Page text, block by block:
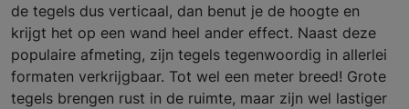
de tegels dus verticaal, dan benut je de hoogte en
krijgt het op een wand heel ander effect. Naast deze
populaire afmeting, zijn tegels tegenwoordig in allerlei
formaten verkrijgbaar. Tot wel een meter breed! Grote
tegels brengen rust in de ruimte, maar zijn wel lastiger